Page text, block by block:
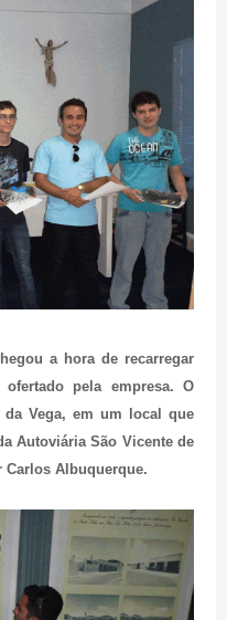
a hora de recarregar
pela empresa. O
Vega, em um local que
Autoviária São Vicente de
Carlos Albuquerque.